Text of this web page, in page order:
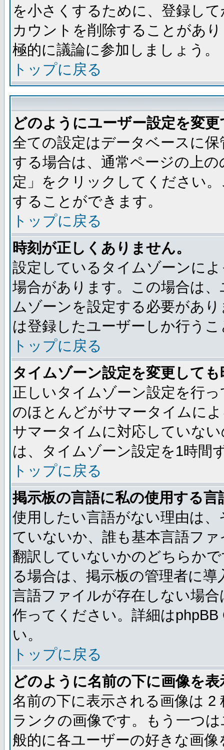
を小さくするために、登録し
カウントを削除することがあ
極的に議論に参加しましょう。
トップに戻る
どのようにユーザー設定を変
全ての設定はデータベースに
する場合は、通常ページの上
定」をクリックしてください
することができます。
トップに戻る
時刻が正しくありません。
設定しているタイムゾーンに
場合があります。この場合は
ムゾーンを設定する必要があ
は登録したユーザーしか行う
トップに戻る
タイムゾーン設定を変更して
正しいタイムゾーン設定を行
のほとんどがサマータイムに
サマータイムに対応していな
は、タイムゾーン設定を1時間
トップに戻る
掲示板の言語に私の使用する
使用したい言語がない理由は
ていないか、誰も基本言語フ
翻訳していないかのどちらか
る場合は、掲示板の管理者に
言語ファイルが存在しない場
作ってください。詳細は
い。
トップに戻る
どのように名前の下に画像を
名前の下に表示される画像は
ランクの画像です。もう一つ
般的に各ユーザーの好きな画